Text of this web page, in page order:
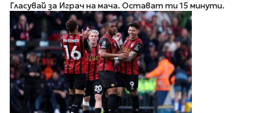
Гласувай за Играч на мача. Остават ти 15 минути.